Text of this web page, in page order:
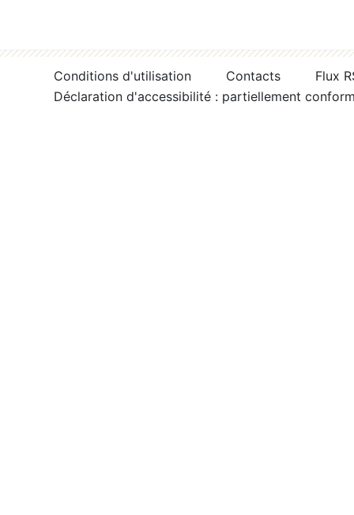
Conditions d'utilisation Contacts
Flux
Déclaration d'accessibilité : partiellement